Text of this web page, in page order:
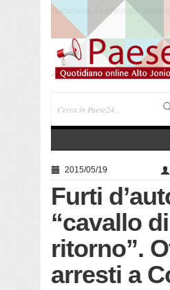
Trebisacce. Cento anni per
di San Rocco.
2015/05/19
Furti
“cavallo di
ritorno”.
arresti a